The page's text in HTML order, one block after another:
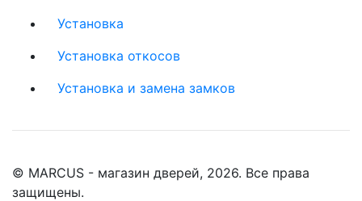
Установка
Установка откосов
Установка и замена замков
© MARCUS - магазин дверей, 2026. Все права
защищены.